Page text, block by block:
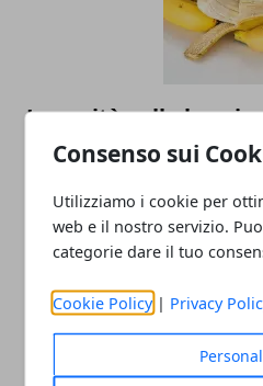
Consenso sui
Utilizziamo i cookie per
web e il nostro servizio.
categorie dare il tuo
Cookie Policy | Privacy
La verità sulla buccia
avocado: perché